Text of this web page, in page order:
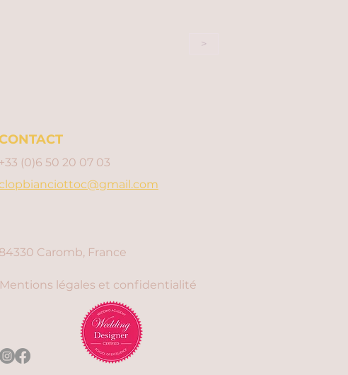
>
+33 (0)6 50 20 07 03
84330 Caromb, France
Mentions légales et confidentialité